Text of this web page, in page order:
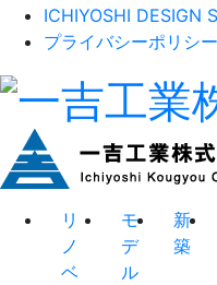
ICHIYOSHI DESIGN
プライバシーポリシー
リ
ノ
ベ
モ
デ
ル
新
築